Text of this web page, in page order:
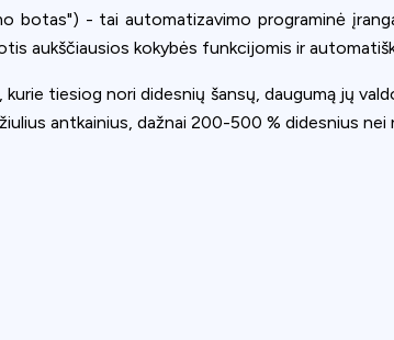
botas") - tai automatizavimo programinė
aukščiausios kokybės funkcijomis ir
tiesiog nori didesnių šansų, daugumą jų
antkainius, dažnai 200-500 % didesnius nei